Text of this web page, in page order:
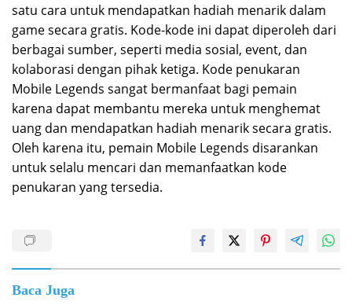
satu cara untuk mendapatkan hadiah menarik dalam
game secara gratis. Kode-kode ini dapat diperoleh dari
berbagai sumber, seperti media sosial, event, dan
kolaborasi dengan pihak ketiga. Kode penukaran
Mobile Legends sangat bermanfaat bagi pemain
karena dapat membantu mereka untuk menghemat
uang dan mendapatkan hadiah menarik secara gratis.
Oleh karena itu, pemain Mobile Legends disarankan
untuk selalu mencari dan memanfaatkan kode
penukaran yang tersedia.
Baca Juga